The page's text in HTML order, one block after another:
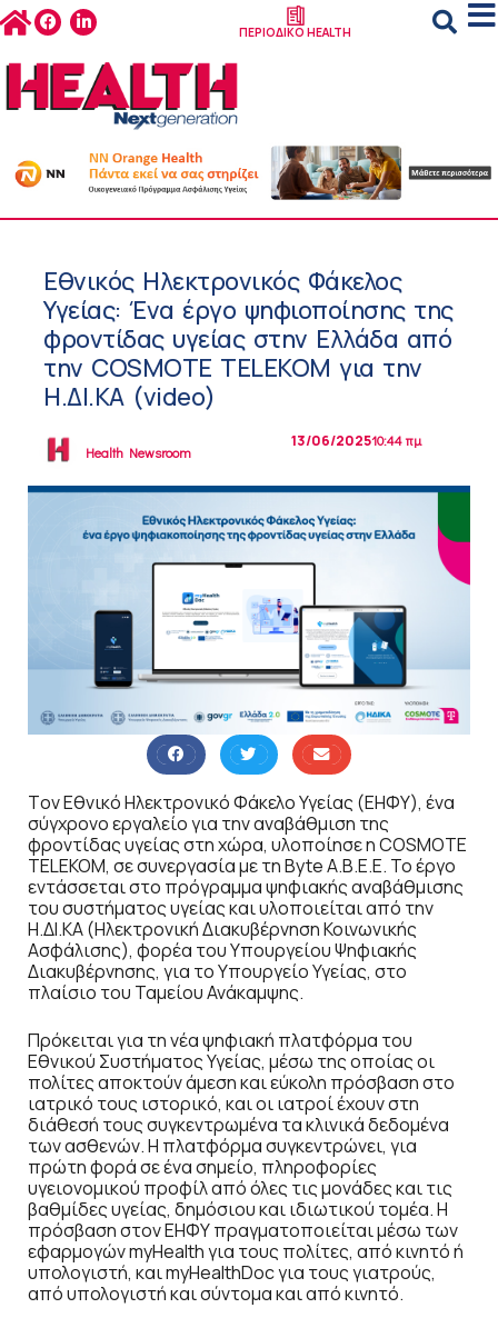
ΠΕΡΙΟΔΙΚΟ HEALTH
Εθνικός Ηλεκτρονικός Φάκελος
Υγείας: Ένα έργο ψηφιοποίησης της
φροντίδας υγείας στην Ελλάδα από
την COSMOTE TELEKOM για την
Η.ΔΙ.ΚΑ (video)
Health Newsroom
13/06/202510:44 πμ
Tον Εθνικό Ηλεκτρονικό Φάκελο Υγείας (ΕΗΦΥ), ένα
σύγχρονο εργαλείο για την αναβάθμιση της
φροντίδας υγείας στη χώρα, υλοποίησε η COSMOTE
TELEKOM, σε συνεργασία με τη Byte Α.Β.Ε.Ε. Το έργο
εντάσσεται στο πρόγραμμα ψηφιακής αναβάθμισης
του συστήματος υγείας και υλοποιείται από την
Η.ΔΙ.ΚΑ (Ηλεκτρονική Διακυβέρνηση Κοινωνικής
Ασφάλισης), φορέα του Υπουργείου Ψηφιακής
Διακυβέρνησης, για το Υπουργείο Υγείας, στο
πλαίσιο του Ταμείου Ανάκαμψης.
Πρόκειται για τη νέα ψηφιακή πλατφόρμα του
Εθνικού Συστήματος Υγείας, μέσω της οποίας οι
πολίτες αποκτούν άμεση και εύκολη πρόσβαση στο
ιατρικό τους ιστορικό, και οι ιατροί έχουν στη
διάθεσή τους συγκεντρωμένα τα κλινικά δεδομένα
των ασθενών. Η πλατφόρμα συγκεντρώνει, για
πρώτη φορά σε ένα σημείο, πληροφορίες
υγειονομικού προφίλ από όλες τις μονάδες και τις
βαθμίδες υγείας, δημόσιου και ιδιωτικού τομέα. Η
πρόσβαση στον ΕΗΦΥ πραγματοποιείται μέσω των
εφαρμογών myHealth για τους πολίτες, από κινητό ή
υπολογιστή, και myHealthDoc για τους γιατρούς,
από υπολογιστή και σύντομα και από κινητό.